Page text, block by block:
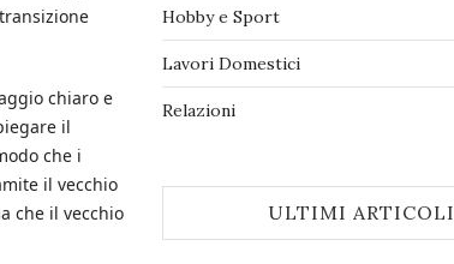
chiaro e
il
che i
il vecchio
che il vecchio
Hobby e Sport
Lavori Domestici
Relazioni
ULTIMI ARTICOLI